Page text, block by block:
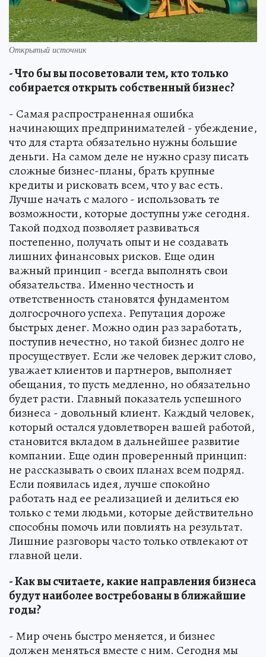
Открытый источник
- Что бы вы посоветовали тем, кто только
собирается открыть собственный бизнес?
- Самая распространенная ошибка
начинающих предпринимателей - убеждение,
что для старта обязательно нужны большие
деньги. На самом деле не нужно сразу писать
сложные бизнес-планы, брать крупные
кредиты и рисковать всем, что у вас есть.
Лучше начать с малого - использовать те
возможности, которые доступны уже сегодня.
Такой подход позволяет развиваться
постепенно, получать опыт и не создавать
лишних финансовых рисков. Еще один
важный принцип - всегда выполнять свои
обязательства. Именно честность и
ответственность становятся фундаментом
долгосрочного успеха. Репутация дороже
быстрых денег. Можно один раз заработать,
поступив нечестно, но такой бизнес долго не
просуществует. Если же человек держит слово,
уважает клиентов и партнеров, выполняет
обещания, то пусть медленно, но обязательно
будет расти. Главный показатель успешного
бизнеса - довольный клиент. Каждый человек,
который остался удовлетворен вашей работой,
становится вкладом в дальнейшее развитие
компании. Еще один проверенный принцип:
не рассказывать о своих планах всем подряд.
Если появилась идея, лучше спокойно
работать над ее реализацией и делиться ею
только с теми людьми, которые действительно
способны помочь или повлиять на результат.
Лишние разговоры часто только отвлекают от
главной цели.
- Как вы считаете, какие направления бизнеса
будут наиболее востребованы в ближайшие
годы?
- Мир очень быстро меняется, и бизнес
должен меняться вместе с ним. Сегодня мы